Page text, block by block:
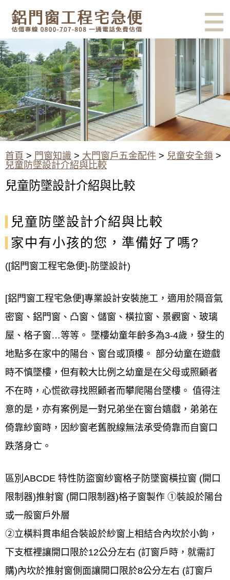
有鋁門窗的結露、隔熱、隔音問
題？找我們就對了！估價專線
0800-707-808
兒童防墜設計介紹與比較-精品
門窗
首頁 > 門窗知識 > 大門窗戶五金配件 > 兒童安全鎖 >
兒童防墜設計介紹與比較
兒童防墜設計介紹與比較
兒童防墜設計介紹與比較
家中有小孩的您，準備好了嗎?
([鋁門窗工程宅急便]-防墜設計)
[鋁門窗工程宅急便]專業設計安裝施工，適用於隔音氣
密窗、鋁門窗、凸窗、儲窗、橫拉窗、景觀窗、玻璃
屋、格子窗…等等。 墜樓幼童年齡多為3-4歲，發生的
地點多在家中的陽台、窗台或頂樓。 部分幼童在遊戲
時不慎墜樓，但有較大比例之幼童是在父母或照顧者
不在時，心慌欲尋找照顧者而攀爬陽台墜樓。 值得注
意的是，亦有案例是一對兄弟坐在窗台嬉戲，弟弟在
倚靠紗窗時，因紗窗老舊脫線無法承受倚靠而自窗口
跌落身亡。
區別ABCDE 特性防盜窗紗窗格子防墜窗橫拉窗 (開口
限制器)推射窗 (開口限制器)格子窗製作 ①裝設於陽台
或一般窗戶外層
②立橫料貫串組合裝設於紗窗上相結合內坎於小鉤，
下支框裡讓開口限於12公分左右 (訂窗戶時，就需訂
購)內坎於推射窗側面讓開口限於8公分左右 (訂窗戶